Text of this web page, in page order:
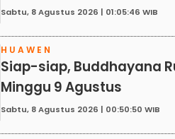
Sabtu, 8 Agustus 2026 | 01:05:46 WIB
HUAWEN
Siap-siap, Buddhayana
Minggu 9 Agustus
Sabtu, 8 Agustus 2026 | 00:50:50 WIB